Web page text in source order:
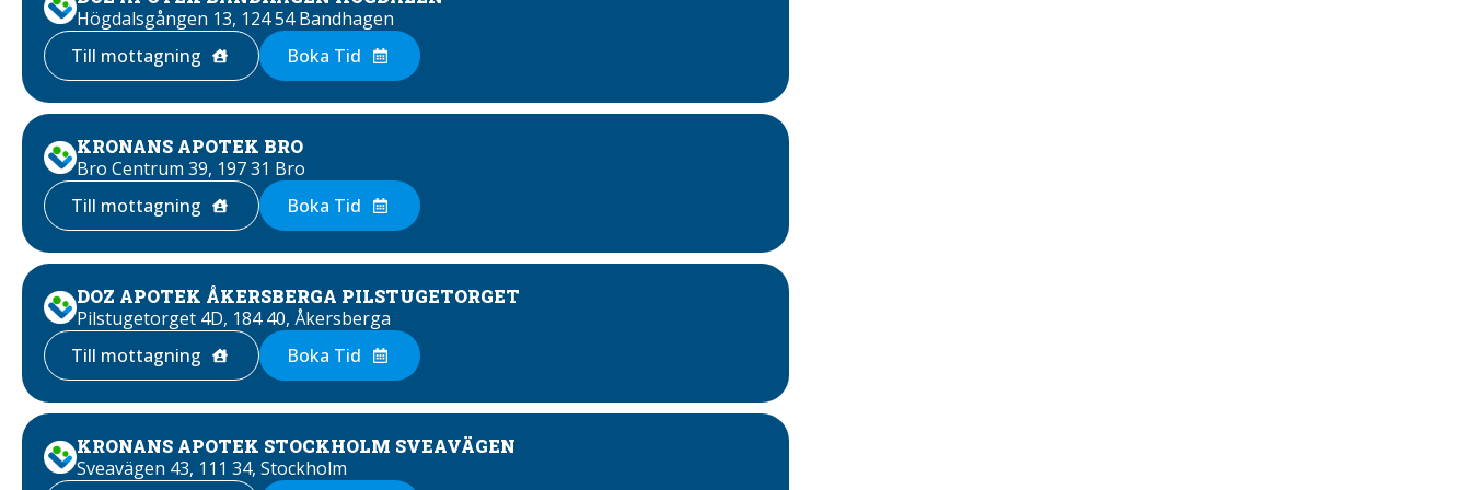
Högdalsgången 13, 124 54 Bandhagen
Till mottagning
Boka Tid
KRONANS APOTEK BRO
Bro Centrum 39, 197 31 Bro
Till mottagning
Boka Tid
DOZ APOTEK ÅKERSBERGA PILSTUGETORGET
Pilstugetorget 4D, 184 40, Åkersberga
Till mottagning
Boka Tid
KRONANS APOTEK STOCKHOLM SVEAVÄGEN
Sveavägen 43, 111 34, Stockholm